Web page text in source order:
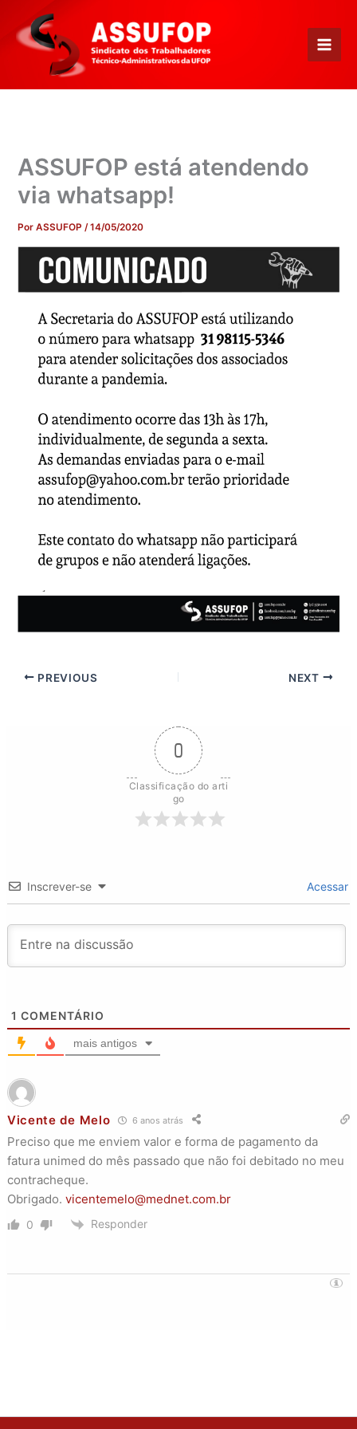
para
conteúdo
ASSUFOP está atendendo
via whatsapp!
PorASSUFOP/14/05/2020
PREVIOUS NEXT
0
Classificação do arti
go
Inscrever-se Acessar
1 COMENTÁRIO
mais antigos
Vicente de Melo 6 anos atrás
Preciso que me enviem valor e forma de pagamento da
fatura unimed do mês passado que não foi debitado no meu
contracheque.
Obrigado. vicentemelo@mednet.com.br
0 Responder